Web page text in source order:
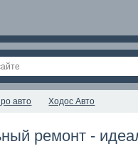
авто Ходос Авто
ремонт -